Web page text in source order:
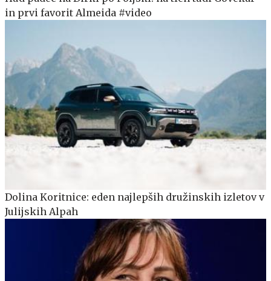
in prvi favorit Almeida #video
Dolina Koritnice: eden najlepših družinskih izletov v
Julijskih Alpah